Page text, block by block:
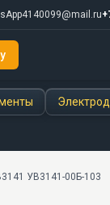
4140099@mail.ru
УВ3141-00Б-103